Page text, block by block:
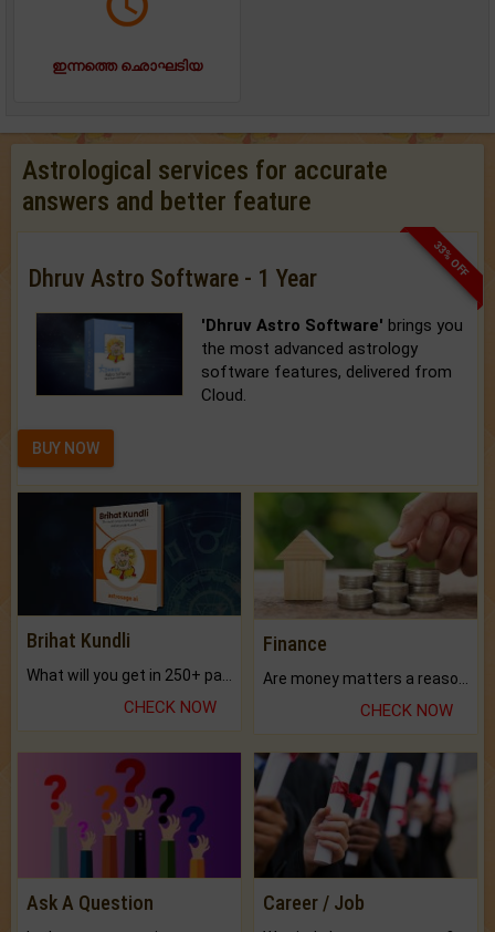
ഇന്നത്തെ ഛൊഘടിയ
Astrological services for accurate
answers and better feature
33% OFF
Dhruv Astro Software - 1 Year
'Dhruv Astro Software' brings you
the most advanced astrology
software features, delivered from
Cloud.
BUY NOW
Brihat Kundli
CHECK NOW
Finance
CHECK NOW
Ask A Question Career / Job